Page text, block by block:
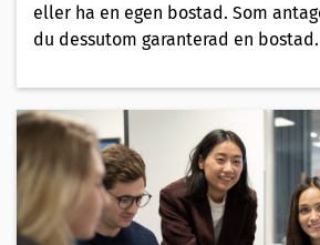
eller ha en egen bostad. Som
du dessutom garanterad en bostad.